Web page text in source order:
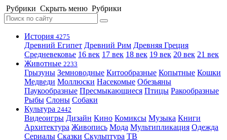
Рубрики Скрыть меню Рубрики
История 4275
Древний Египет Древний Рим Древняя Греция
Средневековье 16 век 17 век 18 век 19 век 20 век 21 век
Животные 2233
Грызуны Земноводные Китообразные Копытные Кошки
Медведи Моллюски Насекомые Обезьяны
Паукообразные Пресмыкающиеся Птицы Ракообразные
Рыбы Слоны Собаки
Культура 2442
Видеоигры Дизайн Кино Комиксы Музыка Книги
Архитектура Живопись Мода Мультипликация Одежда
Сериалы Сказки Скульптура ТВ